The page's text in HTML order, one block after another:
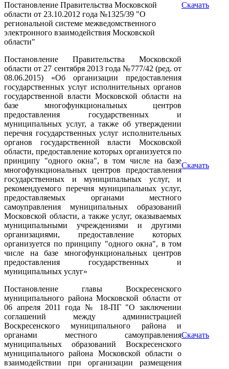
Постановление Правительства Московской
области от 23.10.2012 года №1325/39 "О
региональной системе межведомственного
электронного взаимодействия Московской
области"
Скачать
Постановление Правительства Московской
области от 27 сентября 2013 года №777/42 (ред. от
08.06.2015) «Об организации предоставления
государственных услуг исполнительных органов
государственной власти Московской области на
базе многофункциональных центров
предоставления государственных и
муниципальных услуг, а также об утверждении
перечня государственных услуг исполнительных
органов государственной власти Московской
области, предоставление которых организуется по
принципу "одного окна", в том числе на базе
многофункциональных центров предоставления
государственных и муниципальных услуг, и
рекомендуемого перечня муниципальных услуг,
предоставляемых органами местного
самоуправления муниципальных образований
Московской области, а также услуг, оказываемых
муниципальными учреждениями и другими
организациями, предоставление которых
организуется по принципу "одного окна", в том
числе на базе многофункциональных центров
предоставления государственных и
муниципальных услуг»
Скачать
Постановление главы Воскресенского
муниципального района Московской области от
06 апреля 2011 года № 18-ПГ "О заключении
соглашений между администрацией
Воскресенского муниципального района и
органами местного самоуправления
муниципальных образований Воскресенского
муниципального района Московской области о
взаимодействии при организации размещения
Скачать